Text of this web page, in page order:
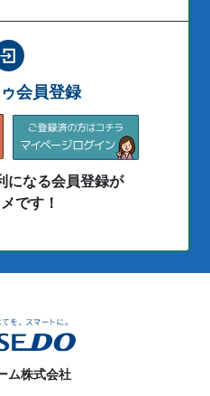
会員登録
になる会員登録が
です！
ム株式会社